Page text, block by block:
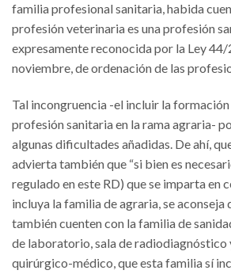
familia profesional sanitaria, habida
profesión veterinaria es una profesión
expresamente reconocida por la Ley 44/
noviembre, de ordenación de las
Tal incongruencia -el incluir la
profesión sanitaria en la rama agraria-
algunas dificultades añadidas. De ahí,
advierta también que “si bien es
regulado en este RD) que se imparta en
incluya la familia de agraria, se aconseja
también cuenten con la familia de
de laboratorio, sala de radiodiagnóstico
quirúrgico-médico, que esta familia sí